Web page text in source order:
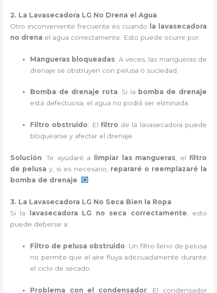
2. La Lavasecadora LG No Drena el Agua
Otro inconveniente frecuente es cuando
la lavasecadora
no drena el agua correctamente. Esto puede ocurrir por:
Mangueras bloqueadas: A veces, las mangueras de
drenaje se obstruyen con pelusa o suciedad.
Bomba de drenaje rota: Si la bomba de drenaje
está defectuosa, el agua no podrá ser eliminada.
Filtro obstruido: El filtro de la lavasecadora puede
bloquearse y afectar el drenaje.
Solución: Te ayudaré a limpiar las mangueras , el filtro
de pelusa y, si es necesario, repararé o reemplazaré la
bomba de drenaje
3. La Lavasecadora LG No Seca Bien la Ropa
Si la
lavasecadora LG no seca correctamente , esto
puede deberse a:
Filtro de pelusa obstruido: Un filtro lleno de pelusa
no permite que el aire fluya adecuadamente durante
el ciclo de secado.
Problema con el condensador: El condensador